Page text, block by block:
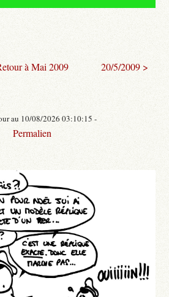
à Mai 2009 20/5/2009 >
au 10/08/2026 03:10:15 -
Permalien